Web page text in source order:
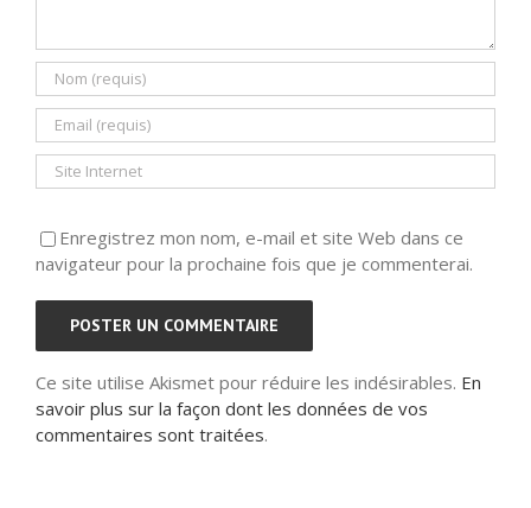
Enregistrez mon nom, e-mail et site Web dans ce
navigateur pour la prochaine fois que je commenterai.
Ce site utilise Akismet pour réduire les indésirables. En
savoir plus sur la façon dont les données de vos
commentaires sont traitées.